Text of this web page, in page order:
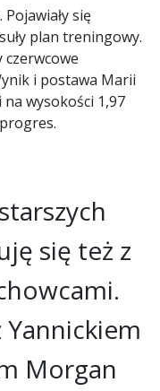
się
plan treningowy.
czerwcowe
i postawa Marii
wysokości 1,97
się też z
Morgan